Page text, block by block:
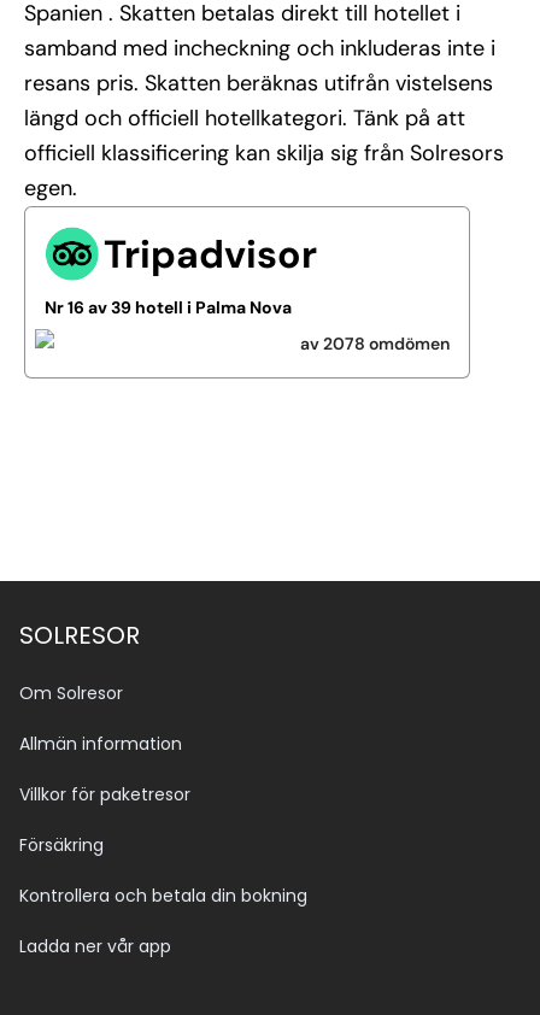
Spanien . Skatten betalas direkt till hotellet i
samband med incheckning och inkluderas inte i
resans pris. Skatten beräknas utifrån vistelsens
längd och officiell hotellkategori. Tänk på att
officiell klassificering kan skilja sig från Solresors
egen.
Tripadvisor
Nr 16 av 39 hotell i Palma Nova
av 2078 omdömen
SOLRESOR
Om Solresor
Allmän information
Villkor för paketresor
Försäkring
Kontrollera och betala din bokning
Ladda ner vår app